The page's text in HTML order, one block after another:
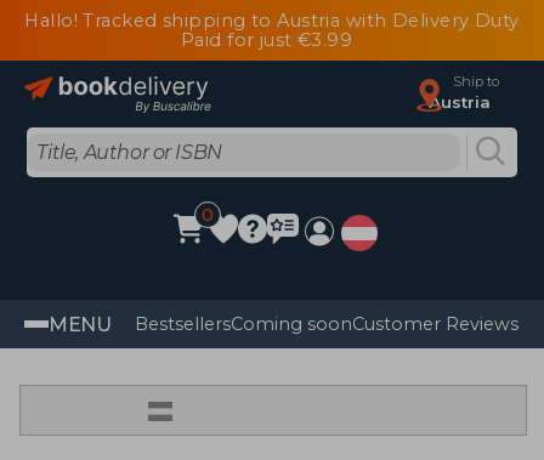
Hallo! Tracked shipping to Austria with Delivery Duty
Paid for just €3.99
Ship to
Austria
0
MENU BestsellersComing soonCustomer Reviews
=